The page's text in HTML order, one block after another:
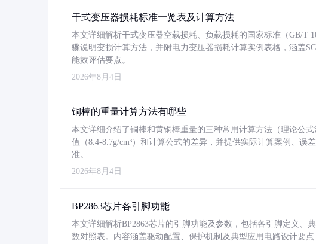
干式变压器损耗标准一览表及计算方法
本文详细解析干式变压器空载损耗、负载损耗的国家标准（GB/T
骤说明变损计算方法，并附电力变压器损耗计算实例表格，涵盖
能效评估要点。
2026年8月4日
铜棒的重量计算方法有哪些
本文详细介绍了铜棒和黄铜棒重量的三种常用计算方法（理论公
值（8.4-8.7g/cm³）和计算公式的差异，并提供实际计算案例、误
准。
2026年8月4日
BP2863芯片各引脚功能
本文详细解析BP2863芯片的引脚功能及参数，包括各引脚定义、
数对照表。内容涵盖驱动配置、保护机制及典型应用电路设计要